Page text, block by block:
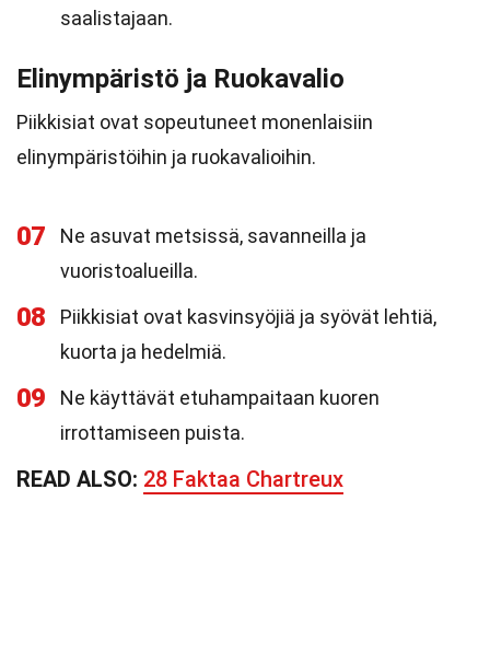
saalistajaan.
Elinympäristö ja Ruokavalio
Piikkisiat ovat sopeutuneet monenlaisiin
elinympäristöihin ja ruokavalioihin.
07
Ne asuvat metsissä, savanneilla ja
vuoristoalueilla.
08
Piikkisiat ovat kasvinsyöjiä ja syövät lehtiä,
kuorta ja hedelmiä.
09
Ne käyttävät etuhampaitaan kuoren
irrottamiseen puista.
READ ALSO: 28 Faktaa Chartreux